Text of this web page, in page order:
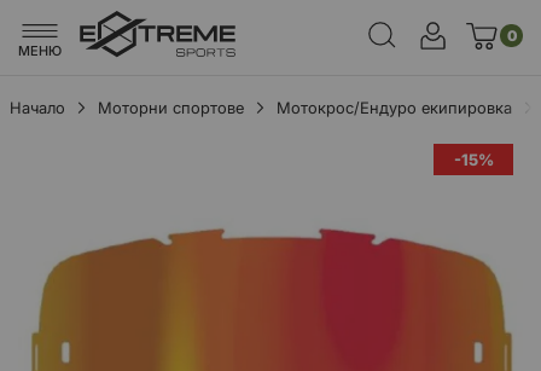
МЕНЮ
0
Начало Моторни спортове Мотокрос/Ендуро екипировка
-15%
изображенията